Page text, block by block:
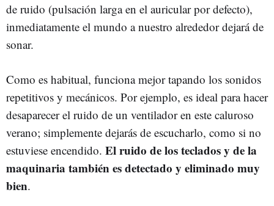
de ruido (pulsación larga en el auricular por defecto),
inmediatamente el mundo a nuestro alrededor dejará de
sonar.
Como es habitual, funciona mejor tapando los sonidos
repetitivos y mecánicos. Por ejemplo, es ideal para hacer
desaparecer el ruido de un ventilador en este caluroso
verano; simplemente dejarás de escucharlo, como si no
estuviese encendido. El ruido de los teclados y de la
maquinaria también es detectado y eliminado muy
bien.